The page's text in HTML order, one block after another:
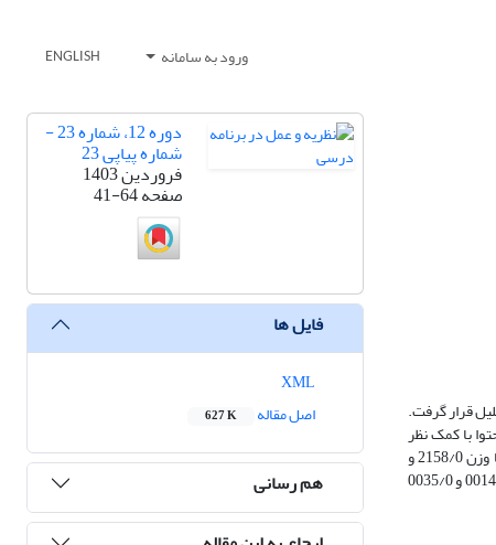
ورود به سامانه ENGLISH
قرار گرفت.
با کمک نظر
متخصصان و مقادیر کاپا بین 627/0 و 871/0 تأیید شد. طبق نتایج بدست آمده، مهارت‌های تعریف عملیاتی به ترتیب با وزن 4315/0 و 4708/0 و رابطه مکان و زمان با وزن 2158/0 و
4708/0 به عنوان مهم‌ترین مهارت‌ها در کتاب درسی و راهنمای معلم بوده و از توجه کافی به مهارت‌های استنتاج به ترتیب با وزن 0042/0 و 0015/0 و ارتباطات با وزن 0014/0 و 0035/0
دوره 12، شماره 23 -
شماره پیاپی 23
فروردین 1403
صفحه41-64
فایل ها
اصل مقاله
627 K
هم رسانی